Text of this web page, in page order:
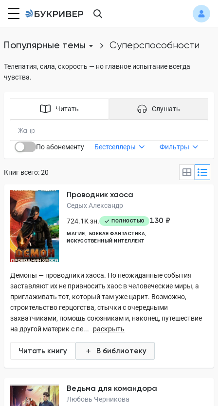
Популярные темы суперспособности
Телепатия, сила, скорость — но главное испытание всегда
чувства.
Читать Слушать
По абонементу Бестселлеры Фильтры
Книг всего: 20
Проводник хаоса
Седых Александр
724.1K зн.
ПОЛНОСТЬЮ 130 ₽
МАГИЯ
БОЕВАЯ ФАНТАСТИКА
ИСКУССТВЕННЫЙ ИНТЕЛЛЕКТ
Демоны — проводники хаоса. Но неожиданные события
заставляют их не привносить хаос в человеческие миры, а
приглаживать тот, который там уже царит. Возможно,
строительство герцогства, стычки с очередными
захватчиками, помощь союзникам и, наконец, путешествие
на другой материк с пе...
раскрыть
Читать книгу В библиотеку
Ведьма для командора
Любовь Черникова